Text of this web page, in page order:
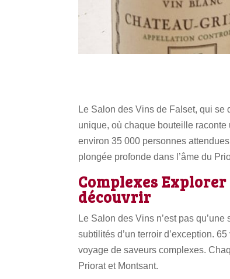
Le Salon des Vins de Falset, qui
unique, où chaque bouteille raconte
environ 35 000 personnes
plongée profonde dans l’âme du
Complexes
découvrir
Le Salon des Vins n’est pas
subtilités d’un terroir d’exception.
voyage de saveurs complexes.
Priorat et Montsant.